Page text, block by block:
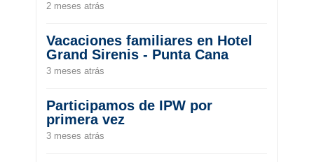
2 meses atrás
Vacaciones familiares en Hotel
Grand Sirenis - Punta Cana
3 meses atrás
Participamos de IPW por
primera vez
3 meses atrás